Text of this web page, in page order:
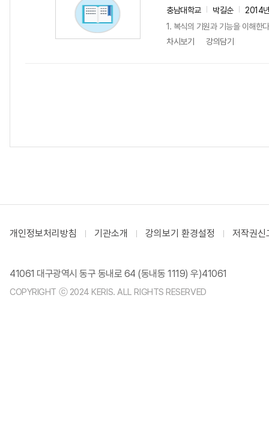
충남대학교 박길순
2014
1. 복식의 기원과 기능을 이해한
차시보기
강의담기
개인정보처리방침 기관소개 강의보기 환경설정 저작권신
41061 대구광역시 동구 동내로 64 (동내동 1119) 우)41061
COPYRIGHT ⓒ 2024 KERIS. ALL RIGHTS RESERVED